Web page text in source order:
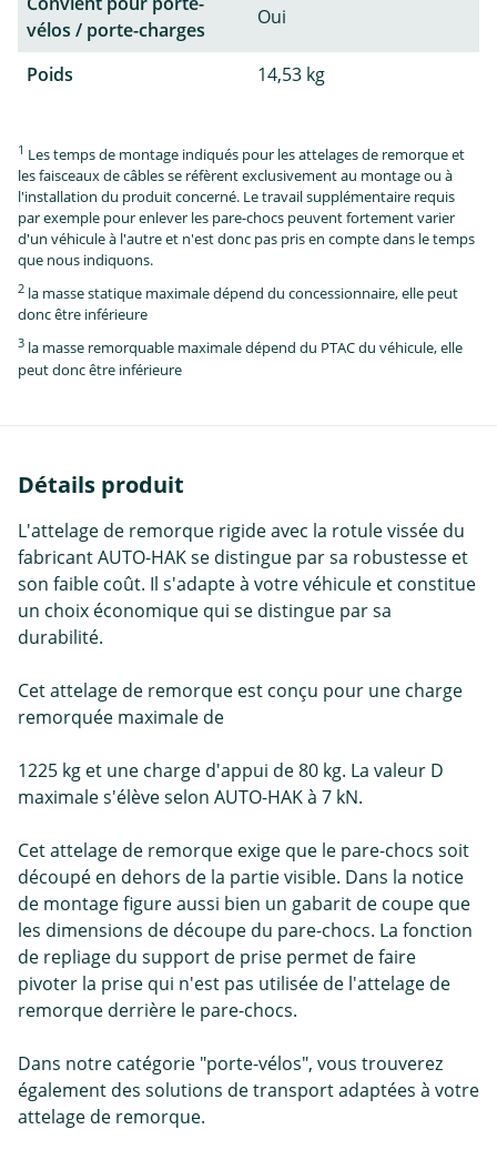
vélos / porte-charges
Oui
Poids 14,53 kg
1 Les temps de montage indiqués pour les attelages de remorque et
les faisceaux de câbles se réfèrent exclusivement au montage ou à
l'installation du produit concerné. Le travail supplémentaire requis
par exemple pour enlever les pare-chocs peuvent fortement varier
d'un véhicule à l'autre et n'est donc pas pris en compte dans le temps
que nous indiquons.
2 la masse statique maximale dépend du concessionnaire, elle peut
donc être inférieure
3 la masse remorquable maximale dépend du PTAC du véhicule, elle
peut donc être inférieure
Détails produit
L'attelage de remorque rigide avec la rotule vissée du
fabricant AUTO-HAK se distingue par sa robustesse et
son faible coût. Il s'adapte à votre véhicule et constitue
un choix économique qui se distingue par sa
durabilité.
Cet attelage de remorque est conçu pour une charge
remorquée maximale de
1225 kg et une charge d'appui de 80 kg. La valeur D
maximale s'élève selon AUTO-HAK à 7 kN.
Cet attelage de remorque exige que le pare-chocs soit
découpé en dehors de la partie visible. Dans la notice
de montage figure aussi bien un gabarit de coupe que
les dimensions de découpe du pare-chocs. La fonction
de repliage du support de prise permet de faire
pivoter la prise qui n'est pas utilisée de l'attelage de
remorque derrière le pare-chocs.
Dans notre catégorie "porte-vélos", vous trouverez
également des solutions de transport adaptées à votre
attelage de remorque.